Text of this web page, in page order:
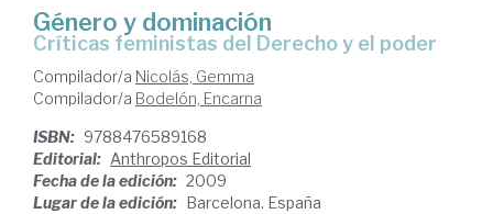
Género y dominación
críticas feministas del Derecho y el poder
Compilador/a Nicolás, Gemma
Compilador/a Bodelón, Encarna
ISBN: 9788476589168
Editorial: Anthropos Editorial
Fecha de la edición: 2009
Lugar de la edición: Barcelona. España